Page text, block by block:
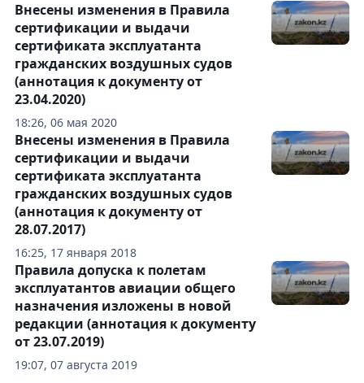
18:26, 06 мая 2020
Внесены изменения в Правила
сертификации и выдачи
сертификата эксплуатанта
гражданских воздушных судов
(аннотация к документу от
23.04.2020)
16:25, 17 января 2018
Внесены изменения в Правила
сертификации и выдачи
сертификата эксплуатанта
гражданских воздушных судов
(аннотация к документу от
28.07.2017)
19:07, 07 августа 2019
Правила допуска к полетам
эксплуатантов авиации общего
назначения изложены в новой
редакции (аннотация к документу
от 23.07.2019)